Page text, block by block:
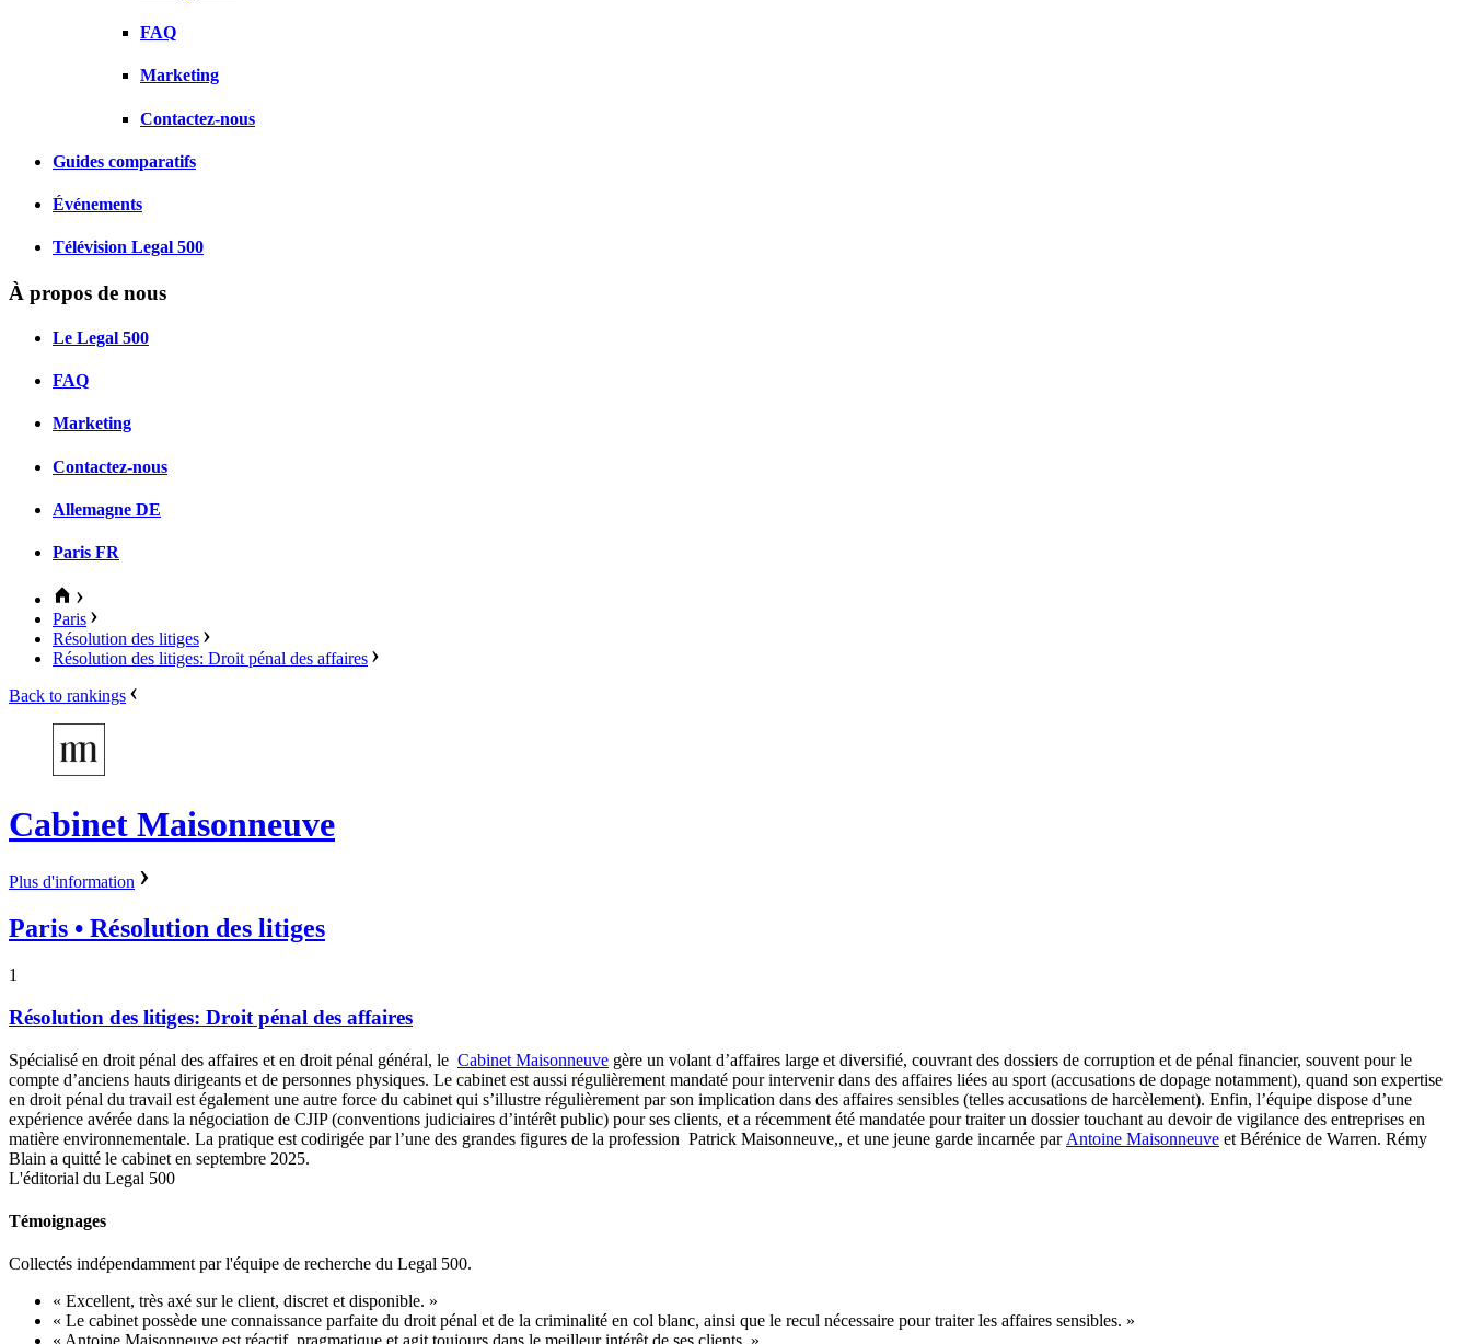
FAQ
Marketing
Contactez-nous
Guides comparatifs
Événements
Télévision Legal 500
À propos de nous
Le Legal 500
FAQ
Marketing
Contactez-nous
Allemagne DE
Paris FR
Paris
Résolution des litiges
Résolution des litiges: Droit pénal des affaires
Back to rankings
Cabinet Maisonneuve
Plus d'information
Paris • Résolution des litiges
1
Résolution des litiges: Droit pénal des affaires
Spécialisé en droit pénal des affaires et en droit pénal général, le Cabinet Maisonneuve gère un volant d’affaires large et diversifié, couvrant des dossiers de corruption et de pénal financier, souvent pour le
compte d’anciens hauts dirigeants et de personnes physiques. Le cabinet est aussi régulièrement mandaté pour intervenir dans des affaires liées au sport (accusations de dopage notamment), quand son expertise
en droit pénal du travail est également une autre force du cabinet qui s’illustre régulièrement par son implication dans des affaires sensibles (telles accusations de harcèlement). Enfin, l’équipe dispose d’une
expérience avérée dans la négociation de CJIP (conventions judiciaires d’intérêt public) pour ses clients, et a récemment été mandatée pour traiter un dossier touchant au devoir de vigilance des entreprises en
matière environnementale. La pratique est codirigée par l’une des grandes figures de la profession Patrick Maisonneuve,, et une jeune garde incarnée par Antoine Maisonneuve et Bérénice de Warren. Rémy
Blain a quitté le cabinet en septembre 2025.
L'éditorial du Legal 500
Témoignages
Collectés indépendamment par l'équipe de recherche du Legal 500.
« Excellent, très axé sur le client, discret et disponible. »
« Le cabinet possède une connaissance parfaite du droit pénal et de la criminalité en col blanc, ainsi que le recul nécessaire pour traiter les affaires sensibles. »